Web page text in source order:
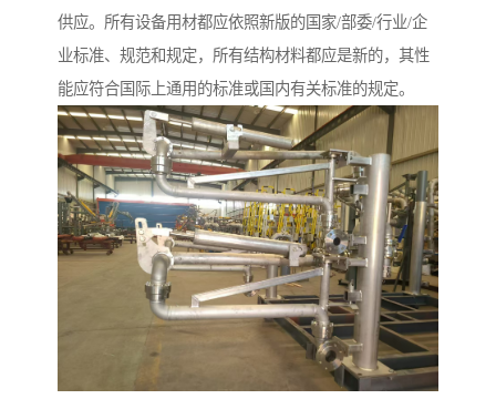
供应。所有设备用材都应依照新版的国家/部委/行业/企
业标准、规范和规定，所有结构材料都应是新的，其性
能应符合国际上通用的标准或国内有关标准的规定。